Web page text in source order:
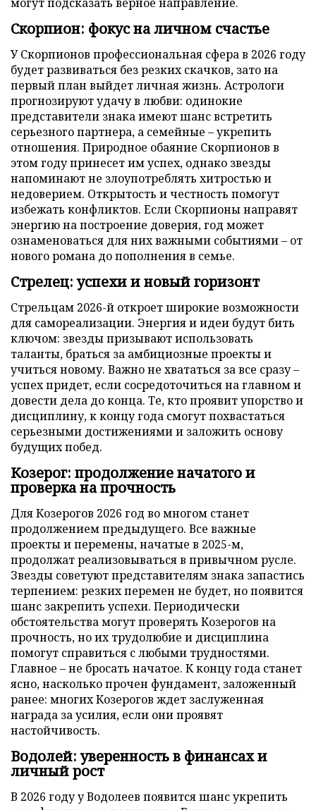
Скорпион: фокус на личном счастье
У Скорпионов профессиональная сфера в 2026 году
будет развиваться без резких скачков, зато на
первый план выйдет личная жизнь. Астрологи
прогнозируют удачу в любви: одинокие
представители знака имеют шанс встретить
серьезного партнера, а семейные – укрепить
отношения. Природное обаяние Скорпионов в
этом году принесет им успех, однако звезды
напоминают не злоупотреблять хитростью и
недоверием. Открытость и честность помогут
избежать конфликтов. Если Скорпионы направят
энергию на построение доверия, год может
ознаменоваться для них важными событиями – от
нового романа до пополнения в семье.
Стрелец: успехи и новый горизонт
Стрельцам 2026-й откроет широкие возможности
для самореализации. Энергия и идеи будут бить
ключом: звезды призывают использовать
таланты, браться за амбициозные проекты и
учиться новому. Важно не хвататься за все сразу –
успех придет, если сосредоточиться на главном и
довести дела до конца. Те, кто проявит упорство и
дисциплину, к концу года смогут похвастаться
серьезными достижениями и заложить основу
будущих побед.
Козерог: продолжение начатого и
проверка на прочность
Для Козерогов 2026 год во многом станет
продолжением предыдущего. Все важные
проекты и перемены, начатые в 2025-м,
продолжат реализовываться в привычном русле.
Звезды советуют представителям знака запастись
терпением: резких перемен не будет, но появится
шанс закрепить успехи. Периодически
обстоятельства могут проверять Козерогов на
прочность, но их трудолюбие и дисциплина
помогут справиться с любыми трудностями.
Главное – не бросать начатое. К концу года станет
ясно, насколько прочен фундамент, заложенный
ранее: многих Козерогов ждет заслуженная
награда за усилия, если они проявят
настойчивость.
Водолей: уверенность в финансах и
личный рост
В 2026 году у Водолеев появится шанс укрепить